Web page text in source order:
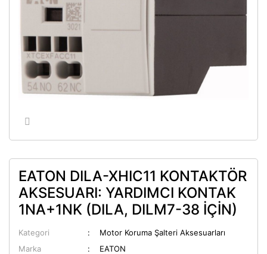
EATON DILA-XHIC11 KONTAKTÖR
AKSESUARI: YARDIMCI KONTAK
1NA+1NK (DILA, DILM7-38 İÇİN)
Kategori
Motor Koruma Şalteri Aksesuarları
Marka
EATON